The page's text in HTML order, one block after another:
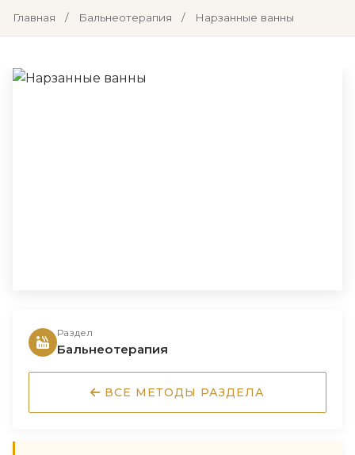
Главная / Бальнеотерапия / Нарзанные ванны
Раздел
Бальнеотерапия
ВСЕ МЕТОДЫ РАЗДЕЛА